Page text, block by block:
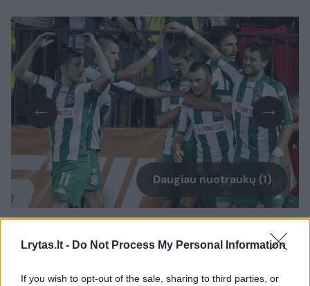
Lrytas.lt - Do Not Process My Personal Information
If you wish to opt-out of the sale, sharing to third parties, or
Daugiau nuotraukų (1)
„Trakų“ ekipos.